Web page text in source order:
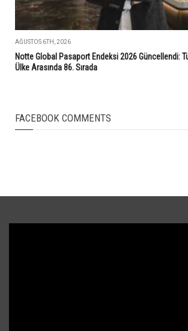
AĞUSTOS 6TH, 2026
Notte Global Pasaport Endeksi 2026 Güncellendi:
Ülke Arasında 86. Sırada
FACEBOOK COMMENTS